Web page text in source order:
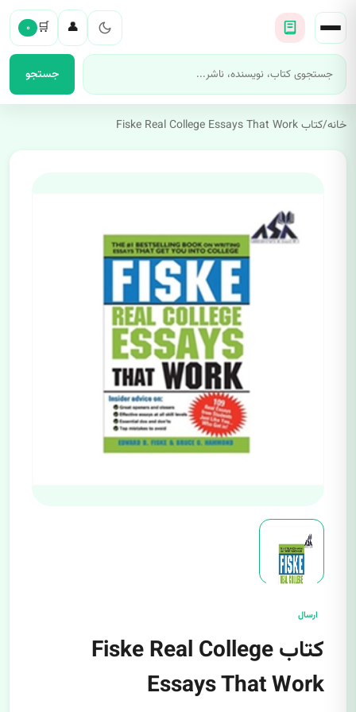
جستجو
👤
🛒 ۰
خانه/کتاب Fiske Real College Essays That Work
ارسال
کتاب Fiske Real College
Essays That Work